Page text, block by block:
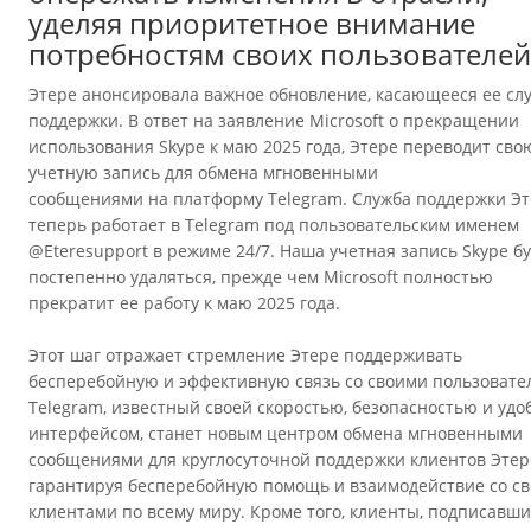
уделяя приоритетное внимание
потребностям своих
Этере анонсировала важное обновление, касающееся ее
поддержки. В ответ на заявление Microsoft о прекращении
использования Skype к маю 2025 года, Этере переводит
учетную запись для обмена мгновенными
сообщениями на платформу Telegram. Служба поддержки
теперь работает в Telegram под пользовательским именем
@Eteresupport в режиме 24/7. Наша учетная запись Skype
постепенно удаляться, прежде чем Microsoft полностью
прекратит ее работу к маю 2025 года.
Этот шаг отражает стремление Этере поддерживать
бесперебойную и эффективную связь со своими
Telegram, известный своей скоростью, безопасностью и
интерфейсом, станет новым центром обмена мгновенными
сообщениями для круглосуточной поддержки клиентов
гарантируя бесперебойную помощь и взаимодействие со
клиентами по всему миру. Кроме того, клиенты,